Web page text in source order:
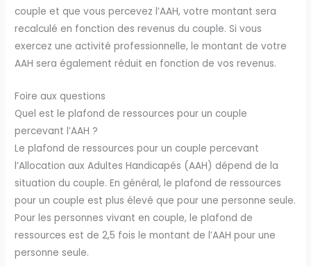
couple et que vous percevez l’AAH, votre montant sera
recalculé en fonction des revenus du couple. Si vous
exercez une activité professionnelle, le montant de votre
AAH sera également réduit en fonction de vos revenus.
Foire aux questions
Quel est le plafond de ressources pour un couple
percevant l’AAH ?
Le plafond de ressources pour un couple percevant
l’Allocation aux Adultes Handicapés (AAH) dépend de la
situation du couple. En général, le plafond de ressources
pour un couple est plus élevé que pour une personne seule.
Pour les personnes vivant en couple, le plafond de
ressources est de 2,5 fois le montant de l’AAH pour une
personne seule.